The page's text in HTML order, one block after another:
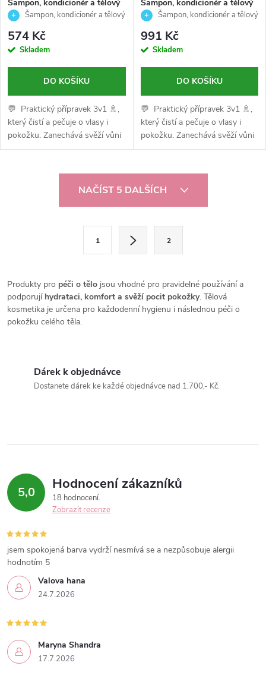
Šampon, kondicionér a tělový
mycí gel pro muže na mastné
3V1 TEE TREE-American
crew-450ml
Šampon, kondicionér a tělový
v XML feedu:
574 Kč
Skladem
DO KOŠÍKU
💬 Praktický přípravek 3v1 🚿,
který čistí a pečuje o vlasy i
pokožku. Zanechává svěží vůni
Tea Tree a neutralizuje zápach.
Šampon, kondicionér a tělový
mycí gel pro muže na mastné
3V1 TEE TREE -American
crew-1000ml
Šampon, kondicionér a tělový
991 Kč
Skladem
DO KOŠÍKU
💬 Praktický přípravek 3v1 🚿,
který čistí a pečuje o vlasy i
pokožku. Zanechává svěží vůni
Tea Tree a neutralizuje zápach.
d
a
c
k
y
v
p
i
s
NAČÍST 5 DALŠÍCH
á
n
k
1 2
Produkty pro péči o tělo jsou vhodné pro pravidelné používání a
podporují hydrataci, komfort a svěží pocit pokožky. Tělová
kosmetika je určena pro každodenní hygienu i následnou péči o
pokožku celého těla.
Dárek k objednávce
Dostanete dárek ke každé objednávce nad 1.700,- Kč.
5,0 Hodnocení zákazníků
18 hodnocení
Zobrazit recenze
Valova hana
24.7.2026
jsem spokojená barva vydrží nesmívá se a nezpůsobuje alergii
hodnotím 5
Maryna Shandra
17.7.2026